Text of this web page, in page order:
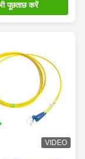
पूछताछ करें
VIDEO